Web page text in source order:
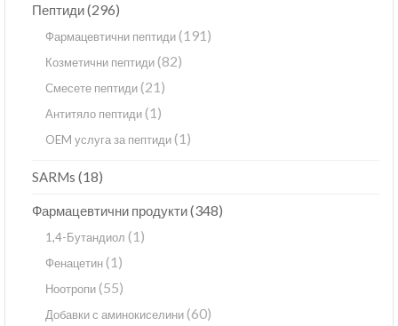
Пептиди(296)
Фармацевтични пептиди(191)
Козметични пептиди(82)
Смесете пептиди(21)
Антитяло пептиди(1)
OEM услуга за пептиди(1)
SARMs (18)
Фармацевтични продукти(348)
1,4-Бутандиол (1)
Фенацетин(1)
Ноотропи(55)
Добавки с аминокиселини(60)